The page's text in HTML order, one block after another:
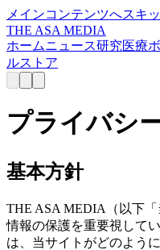
メインコンテンツへスキ
THE ASA MEDIA
ホームニュース研究医療
ルストア
プライバシ
基本方針
THE ASA MEDIA（以下
情報の保護を重要視して
は、当サイトがどのよう